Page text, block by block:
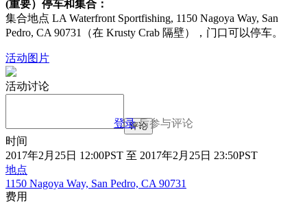
(重要）停车和集合：
集合地点 LA Waterfront Sportfishing, 1150 Nagoya Way, San
Pedro, CA 90731（在 Krusty Crab 隔壁），门口可以停车。
活动图片
活动讨论
登录后参与评论
评论
时间
2017年2月25日 12:00PST 至 2017年2月25日 23:50PST
地点
1150 Nagoya Way, San Pedro, CA 90731
费用